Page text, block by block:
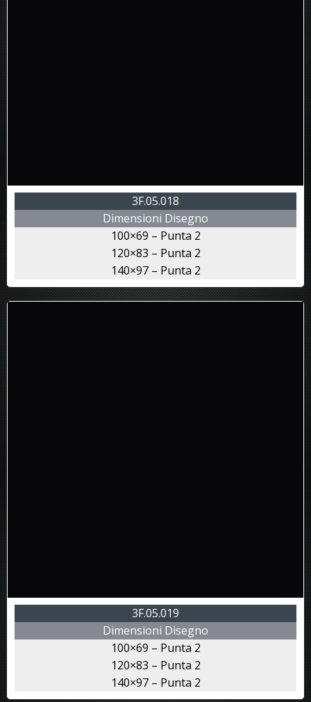
3F.05.018
Dimensioni Disegno
100×69 – Punta 2
120×83 – Punta 2
140×97 – Punta 2
3F.05.019
Dimensioni Disegno
100×69 – Punta 2
120×83 – Punta 2
140×97 – Punta 2